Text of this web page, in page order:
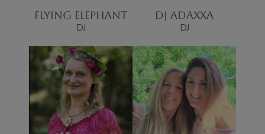
FLYING ELEPHANT
DJ
DJ ADAXXA
DJ